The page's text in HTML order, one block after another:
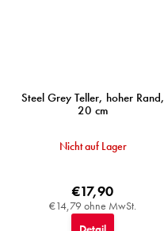
Steel Grey Teller, hoher Rand,
20 cm
Nicht auf Lager
€14,79 ohne MwSt.
€17,90